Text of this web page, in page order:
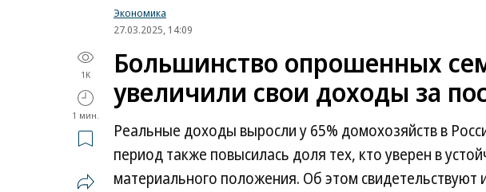
Экономика
27.03.2025, 14:09
1K
1 мин.
Большинство опрошенных
увеличили свои доходы за
Реальные доходы выросли у 65% домохозяйств в
период также повысилась доля тех, кто уверен в
материального положения. Об этом свидетельствуют